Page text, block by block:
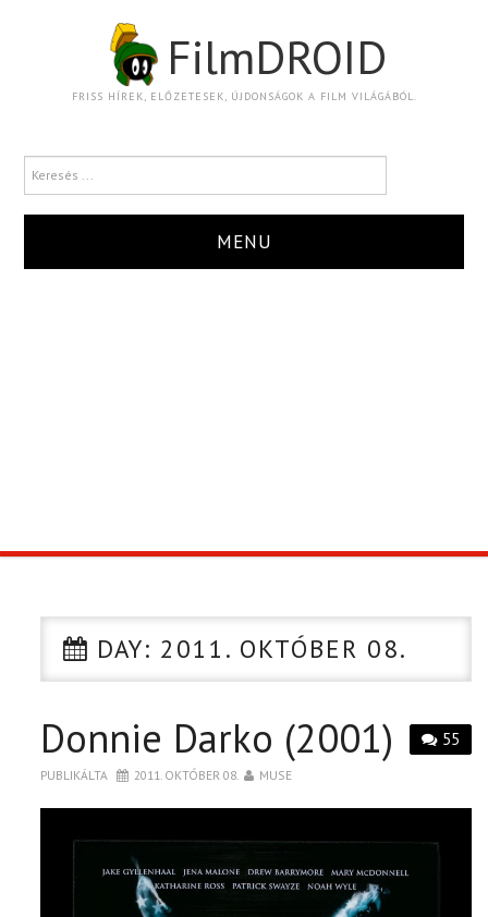
FilmDROID
FRISS HÍREK, ELŐZETESEK, ÚJDONSÁGOK A FILM VILÁGÁBÓL.
MENU
CIKK
PÓLÓ RENDELÉS
DAY: 2011. OKTÓBER 08.
55
Donnie Darko (2001)
PUBLIKÁLTA 2011. OKTÓBER 08. MUSE